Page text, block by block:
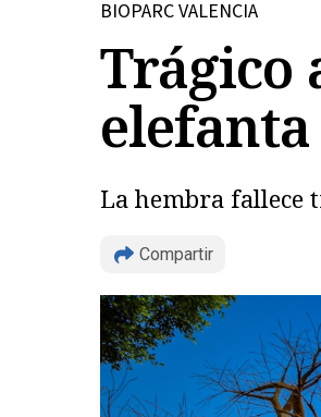
BIOPARC VALENCIA
Trágico
La hembra fallece
Compartir